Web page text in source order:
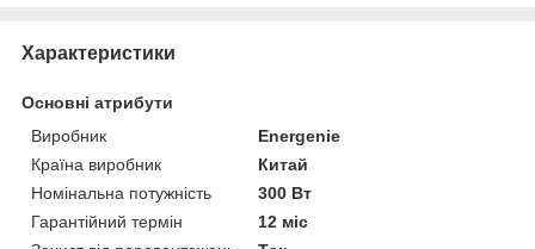
Характеристики
Основні атрибути
Виробник
Energenie
Країна виробник
Китай
Номінальна потужність
300 Вт
Гарантійний термін
12 міс